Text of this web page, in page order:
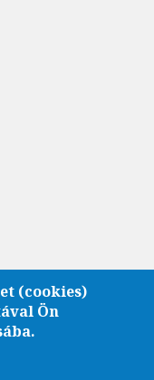
(cookies)
Ön